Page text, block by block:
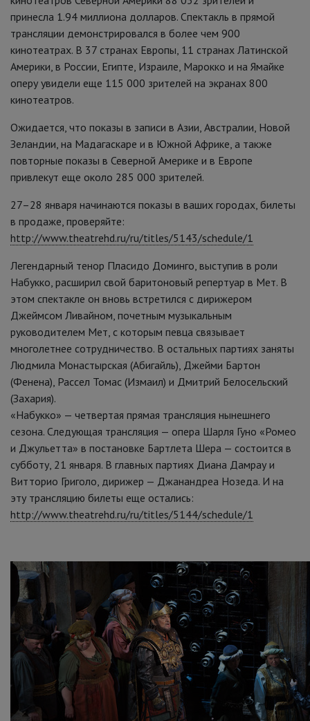
принесла 1.94 миллиона долларов. Спектакль в прямой
трансляции демонстрировался в более чем 900
кинотеатрах. В 37 странах Европы, 11 странах Латинской
Америки, в России, Египте, Израиле, Марокко и на Ямайке
оперу увидели еще 115 000 зрителей на экранах 800
кинотеатров.
Ожидается, что показы в записи в Азии, Австралии, Новой
Зеландии, на Мадагаскаре и в Южной Африке, а также
повторные показы в Северной Америке и в Европе
привлекут еще около 285 000 зрителей.
27–28 января начинаются показы в ваших городах, билеты
в продаже, проверяйте:
http://www.theatrehd.ru/ru/titles/5143/schedule/1
Легендарный тенор Пласидо Доминго, выступив в роли
Набукко, расширил свой баритоновый репертуар в Мет. В
этом спектакле он вновь встретился с дирижером
Джеймсом Ливайном, почетным музыкальным
руководителем Мет, с которым певца связывает
многолетнее сотрудничество. В остальных партиях заняты
Людмила Монастырская (Абигайль), Джейми Бартон
(Фенена), Рассел Томас (Измаил) и Дмитрий Белосельский
(Захария).
«Набукко» — четвертая прямая трансляция нынешнего
сезона. Следующая трансляция — опера Шарля Гуно «Ромео
и Джульетта» в постановке Бартлета Шера — состоится в
субботу, 21 января. В главных партиях Диана Дамрау и
Витторио Григоло, дирижер — Джанандреа Нозеда. И на
эту трансляцию билеты еще остались:
http://www.theatrehd.ru/ru/titles/5144/schedule/1